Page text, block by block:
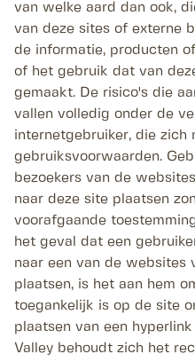
van welke aard dan ook,
van deze sites of externe
de informatie, producten
of het gebruik dat van
gemaakt. De risico's die
vallen volledig onder de
internetgebruiker, die zich
gebruiksvoorwaarden.
bezoekers van de
naar deze site plaatsen
voorafgaande
het geval dat een
naar een van de websites
plaatsen, is het aan hem
toegankelijk is op de site
plaatsen van een
Valley behoudt zich het